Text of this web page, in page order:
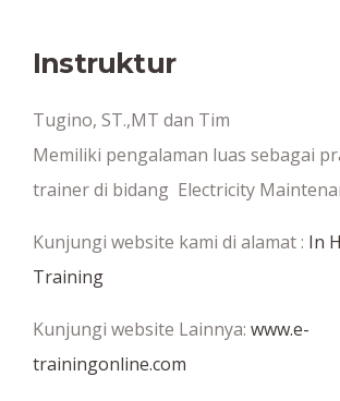
Instruktur
Tugino, ST.,MT dan Tim
Memiliki pengalaman luas sebagai
trainer di bidang Electricity
Kunjungi website kami di alamat : In
Training
Kunjungi website Lainnya: www.e-
trainingonline.com